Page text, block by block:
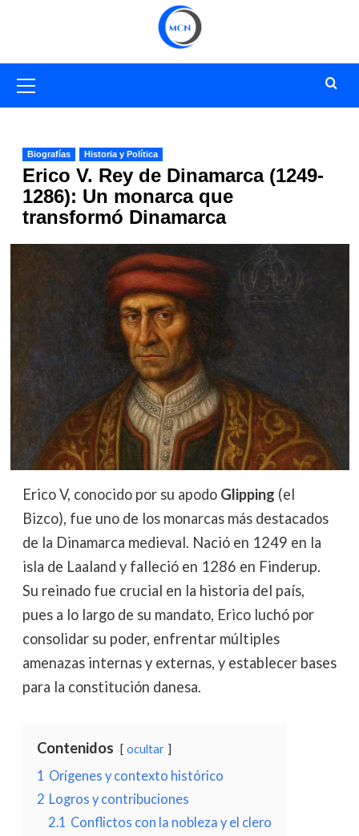
primario
Biografías Historia y Política
Erico V. Rey de Dinamarca (1249-
1286): Un monarca que
transformó Dinamarca
Erico V, conocido por su apodo Glipping (el
Bizco), fue uno de los monarcas más destacados
de la Dinamarca medieval. Nació en 1249 en la
isla de Laaland y falleció en 1286 en Finderup.
Su reinado fue crucial en la historia del país,
pues a lo largo de su mandato, Erico luchó por
consolidar su poder, enfrentar múltiples
amenazas internas y externas, y establecer bases
para la constitución danesa.
Contenidos ocultar
1 Orígenes y contexto histórico
2 Logros y contribuciones
2.1 Conflictos con la nobleza y el clero